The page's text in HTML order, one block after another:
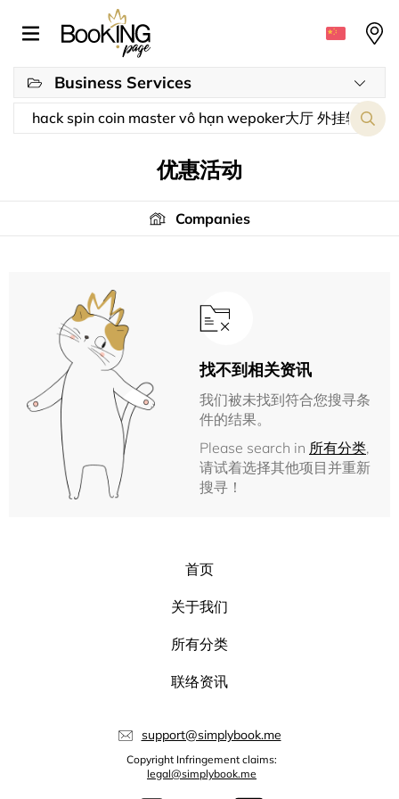
Business Services
优惠活动
Companies
找不到相关资讯
我们被未找到符合您搜寻条
件的结果。
Please search in 所有分类,
请试着选择其他项目并重新
搜寻！
首页
关于我们
所有分类
联络资讯
support@simplybook.me
Copyright Infringement claims:
legal@simplybook.me